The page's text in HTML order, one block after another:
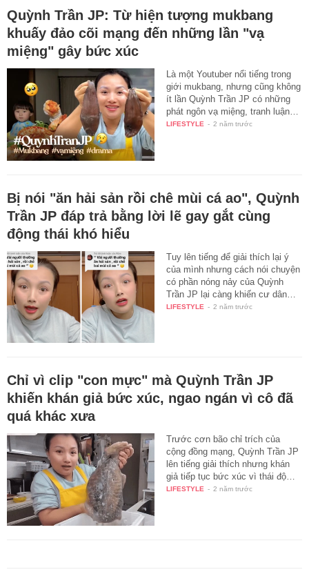
Quỳnh Trần JP: Từ hiện tượng mukbang
khuấy đảo cõi mạng đến những lần "vạ
miệng" gây bức xúc
Là một Youtuber nổi tiếng trong
giới mukbang, nhưng cũng không
ít lần Quỳnh Trần JP có những
phát ngôn vạ miệng, tranh luận…
LIFESTYLE - 2 năm trước
Bị nói "ăn hải sản rồi chê mùi cá ao", Quỳnh
Trần JP đáp trả bằng lời lẽ gay gắt cùng
động thái khó hiểu
Tuy lên tiếng để giải thích lại ý
của mình nhưng cách nói chuyện
có phần nóng nảy của Quỳnh
Trần JP lại càng khiến cư dân…
LIFESTYLE - 2 năm trước
Chỉ vì clip "con mực" mà Quỳnh Trần JP
khiến khán giả bức xúc, ngao ngán vì cô đã
quá khác xưa
Trước cơn bão chỉ trích của
cộng đồng mạng, Quỳnh Trần JP
lên tiếng giải thích nhưng khán
giả tiếp tục bức xúc vì thái độ…
LIFESTYLE - 2 năm trước